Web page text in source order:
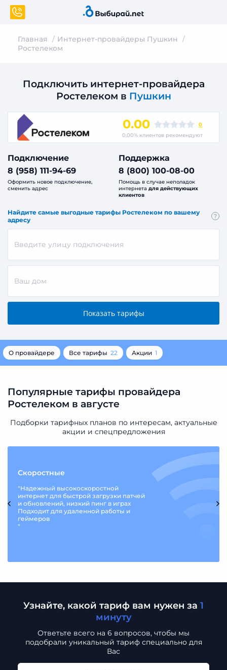
Главная
Интернет-провайдеры Пушкин
Ростелеком
Подключить интернет-провайдера
Ростелеком в Пушкин
0.00
0
0,00% клиентов рекомендуют
Подключение
8 (958) 111-94-69
Оформить новое подключение,
сменить адрес
Поддержка
8 (800) 100-08-00
Помощь в случае неполадок
интернета для действующих
клиентов
Найдите самые выгодные тарифы Ростелеком по вашему
адресу
?
О провайдере Все тарифы 22 Акции 1
Популярные тарифы провайдера
Ростелеком в августе
Подборки тарифных планов по интересам, актуальные
акции и спецпредложения
Скоростные
"Надежный высокоскоростной
интернет для быстрой загрузки патчей
и обновлений, низкий пинг в играх
Подходит для удаленной работы и
геймеров
"
Узнайте, какой тариф вам нужен за 1
минуту
Ответьте всего на 6 вопросов, чтобы мы
подобрали уникальный тариф специально для
Вас